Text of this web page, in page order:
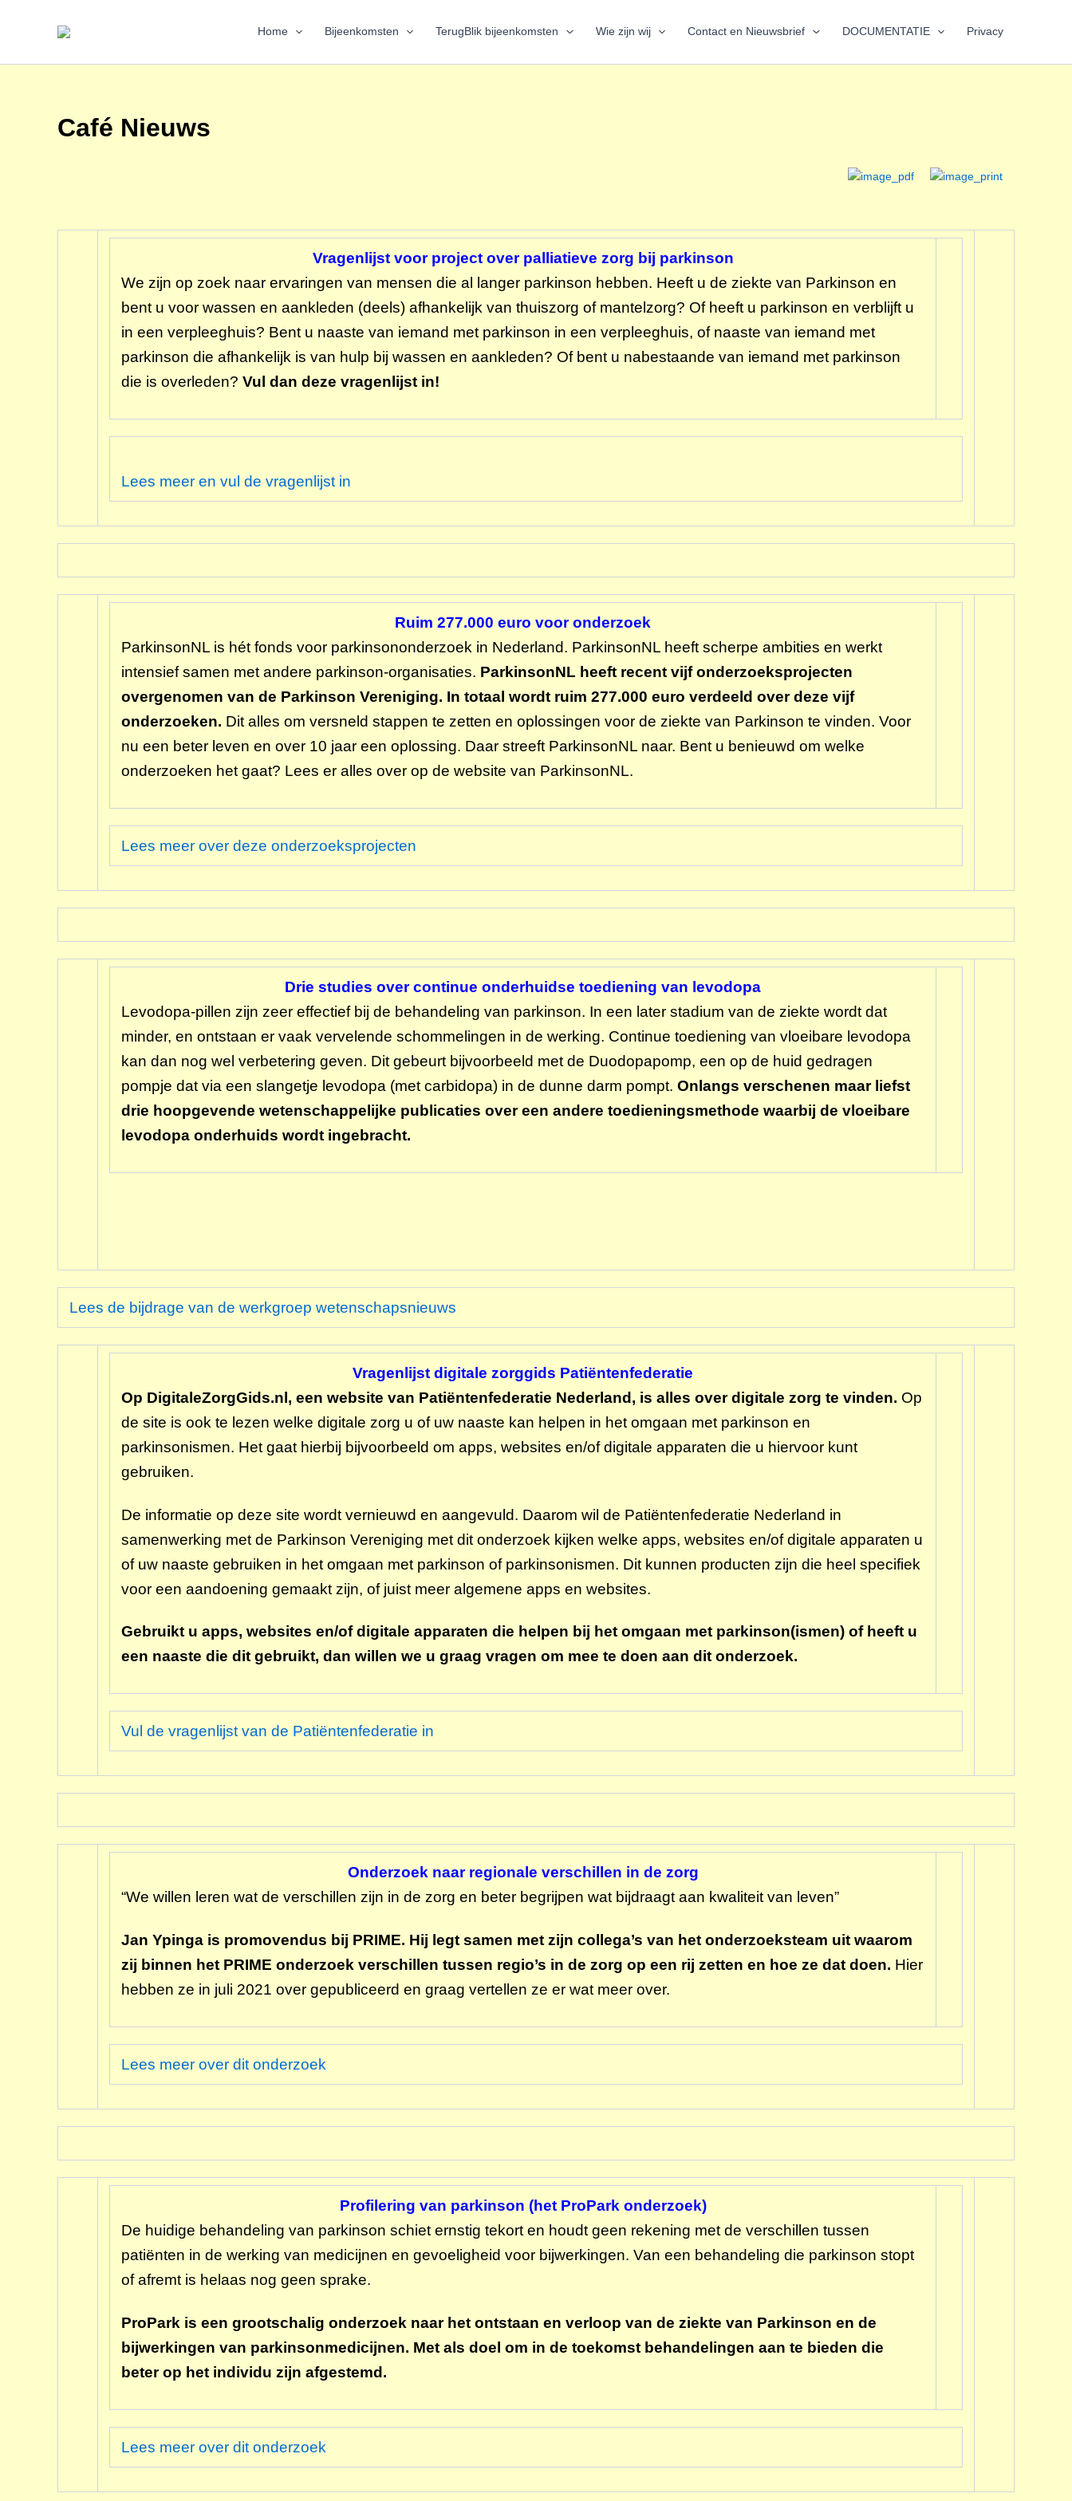
inhoud
Home Bijeenkomsten TerugBlik bijeenkomsten Wie zijn wij Contact en Nieuwsbrief DOCUMENTATIE Privacy
Café Nieuws
Vragenlijst voor project over palliatieve zorg bij parkinson
We zijn op zoek naar ervaringen van mensen die al langer parkinson hebben. Heeft u de ziekte van Parkinson en
bent u voor wassen en aankleden (deels) afhankelijk van thuiszorg of mantelzorg? Of heeft u parkinson en verblijft u
in een verpleeghuis? Bent u naaste van iemand met parkinson in een verpleeghuis, of naaste van iemand met
parkinson die afhankelijk is van hulp bij wassen en aankleden? Of bent u nabestaande van iemand met parkinson
die is overleden? Vul dan deze vragenlijst in!
Lees meer en vul de vragenlijst in
Ruim 277.000 euro voor onderzoek
ParkinsonNL is hét fonds voor parkinsononderzoek in Nederland. ParkinsonNL heeft scherpe ambities en werkt
intensief samen met andere parkinson-organisaties. ParkinsonNL heeft recent vijf onderzoeksprojecten
overgenomen van de Parkinson Vereniging. In totaal wordt ruim 277.000 euro verdeeld over deze vijf
onderzoeken. Dit alles om versneld stappen te zetten en oplossingen voor de ziekte van Parkinson te vinden. Voor
nu een beter leven en over 10 jaar een oplossing. Daar streeft ParkinsonNL naar. Bent u benieuwd om welke
onderzoeken het gaat? Lees er alles over op de website van ParkinsonNL.
Lees meer over deze onderzoeksprojecten
Drie studies over continue onderhuidse toediening van levodopa
Levodopa-pillen zijn zeer effectief bij de behandeling van parkinson. In een later stadium van de ziekte wordt dat
minder, en ontstaan er vaak vervelende schommelingen in de werking. Continue toediening van vloeibare levodopa
kan dan nog wel verbetering geven. Dit gebeurt bijvoorbeeld met de Duodopapomp, een op de huid gedragen
pompje dat via een slangetje levodopa (met carbidopa) in de dunne darm pompt. Onlangs verschenen maar liefst
drie hoopgevende wetenschappelijke publicaties over een andere toedieningsmethode waarbij de vloeibare
levodopa onderhuids wordt ingebracht.
Lees de bijdrage van de werkgroep wetenschapsnieuws
Vragenlijst digitale zorggids Patiëntenfederatie
Op DigitaleZorgGids.nl, een website van Patiëntenfederatie Nederland, is alles over digitale zorg te vinden. Op
de site is ook te lezen welke digitale zorg u of uw naaste kan helpen in het omgaan met parkinson en
parkinsonismen. Het gaat hierbij bijvoorbeeld om apps, websites en/of digitale apparaten die u hiervoor kunt
gebruiken.
De informatie op deze site wordt vernieuwd en aangevuld. Daarom wil de Patiëntenfederatie Nederland in
samenwerking met de Parkinson Vereniging met dit onderzoek kijken welke apps, websites en/of digitale apparaten u
of uw naaste gebruiken in het omgaan met parkinson of parkinsonismen. Dit kunnen producten zijn die heel specifiek
voor een aandoening gemaakt zijn, of juist meer algemene apps en websites.
Gebruikt u apps, websites en/of digitale apparaten die helpen bij het omgaan met parkinson(ismen) of heeft u
een naaste die dit gebruikt, dan willen we u graag vragen om mee te doen aan dit onderzoek.
Vul de vragenlijst van de Patiëntenfederatie in
Onderzoek naar regionale verschillen in de zorg
“We willen leren wat de verschillen zijn in de zorg en beter begrijpen wat bijdraagt aan kwaliteit van leven”
Jan Ypinga is promovendus bij PRIME. Hij legt samen met zijn collega’s van het onderzoeksteam uit waarom
zij binnen het PRIME onderzoek verschillen tussen regio’s in de zorg op een rij zetten en hoe ze dat doen. Hier
hebben ze in juli 2021 over gepubliceerd en graag vertellen ze er wat meer over.
Lees meer over dit onderzoek
Profilering van parkinson (het ProPark onderzoek)
De huidige behandeling van parkinson schiet ernstig tekort en houdt geen rekening met de verschillen tussen
patiënten in de werking van medicijnen en gevoeligheid voor bijwerkingen. Van een behandeling die parkinson stopt
of afremt is helaas nog geen sprake.
ProPark is een grootschalig onderzoek naar het ontstaan en verloop van de ziekte van Parkinson en de
bijwerkingen van parkinsonmedicijnen. Met als doel om in de toekomst behandelingen aan te bieden die
beter op het individu zijn afgestemd.
Lees meer over dit onderzoek